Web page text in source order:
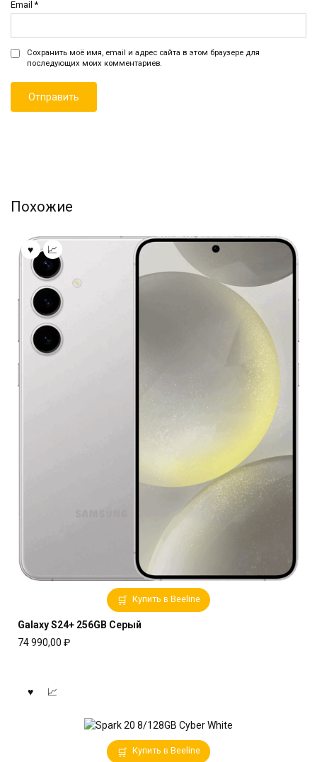
Email*
Сохранить моё имя, email и адрес сайта в этом браузере для
последующих моих комментариев.
Похожие
Купить в Beeline
Galaxy S24+ 256GB Серый
74 990,00 ₽
Купить в Beeline